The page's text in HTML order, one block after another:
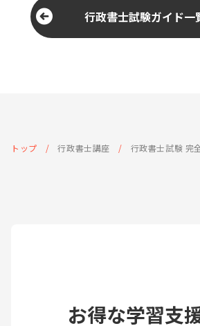
行政書士試験ガイド一
トップ 行政書士講座 行政書士試験 完
お得な学習支